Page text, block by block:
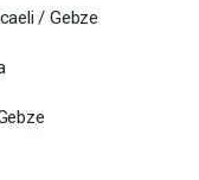
/ Gebze